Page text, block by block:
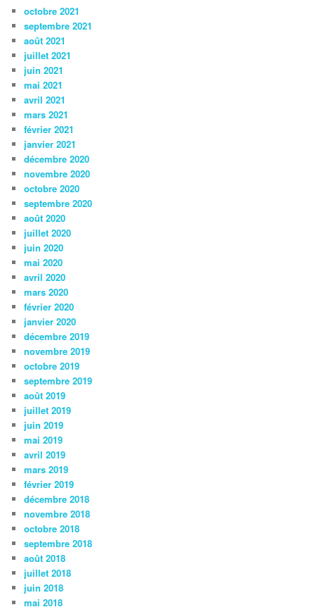
octobre 2021
septembre 2021
août 2021
juillet 2021
juin 2021
mai 2021
avril 2021
mars 2021
février 2021
janvier 2021
décembre 2020
novembre 2020
octobre 2020
septembre 2020
août 2020
juillet 2020
juin 2020
mai 2020
avril 2020
mars 2020
février 2020
janvier 2020
décembre 2019
novembre 2019
octobre 2019
septembre 2019
août 2019
juillet 2019
juin 2019
mai 2019
avril 2019
mars 2019
février 2019
décembre 2018
novembre 2018
octobre 2018
septembre 2018
août 2018
juillet 2018
juin 2018
mai 2018